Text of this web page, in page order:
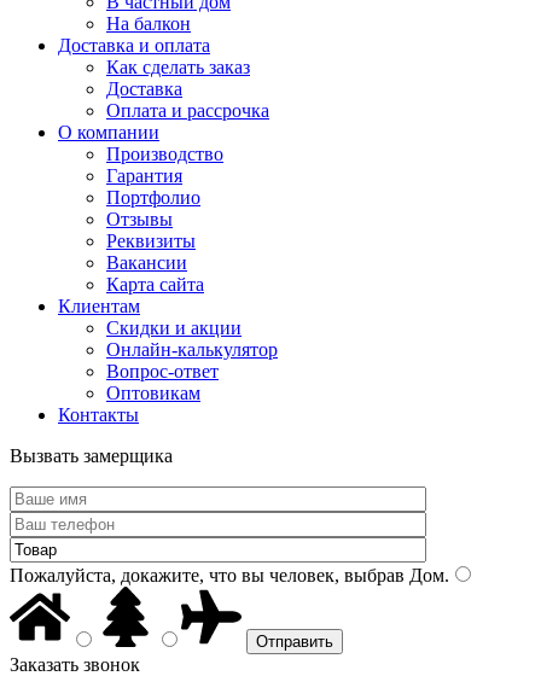
На балкон
Доставка и оплата
Как сделать заказ
Доставка
Оплата и рассрочка
О компании
Производство
Гарантия
Портфолио
Отзывы
Реквизиты
Вакансии
Карта сайта
Клиентам
Скидки и акции
Онлайн-калькулятор
Вопрос-ответ
Оптовикам
Контакты
Вызвать замерщика
Пожалуйста, докажите, что вы человек, выбрав Дом.
Заказать звонок